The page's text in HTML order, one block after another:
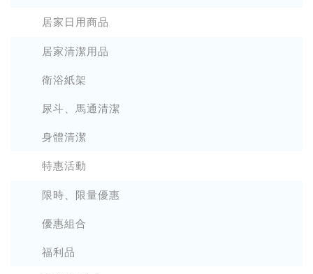
居家日用商品
居家清潔用品
衛浴紙架
尿斗、馬通清潔
身體清潔
特惠活動
限時、限量優惠
優惠組合
福利品